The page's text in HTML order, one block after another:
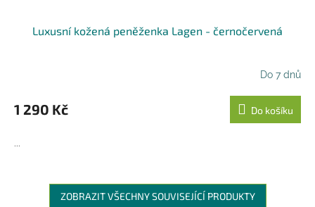
Luxusní kožená peněženka Lagen - černočervená
Do 7 dnů
1 290 Kč Do košíku
...
ZOBRAZIT VŠECHNY SOUVISEJÍCÍ PRODUKTY